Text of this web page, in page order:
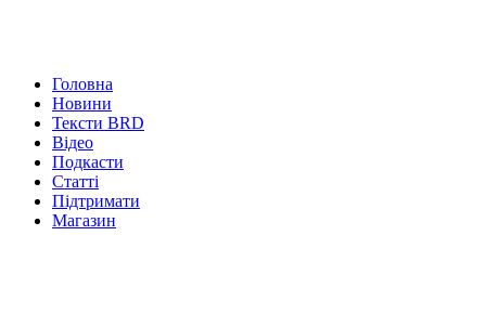
Головна
Новини
Тексти BRD
Відео
Подкасти
Статті
Підтримати
Магазин